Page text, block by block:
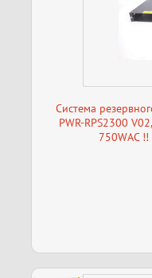
Система
PWR-RPS2300
750WAC